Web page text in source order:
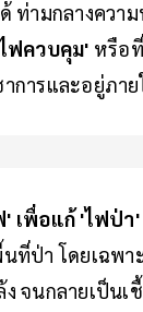
ท่ามกลางคว
ฟควบคุม' หรือ
การและอยู่ภา
เพื่อแก้ 'ไฟป่า'
ที่ป่า โดยเฉพา
จนกลายเป็น